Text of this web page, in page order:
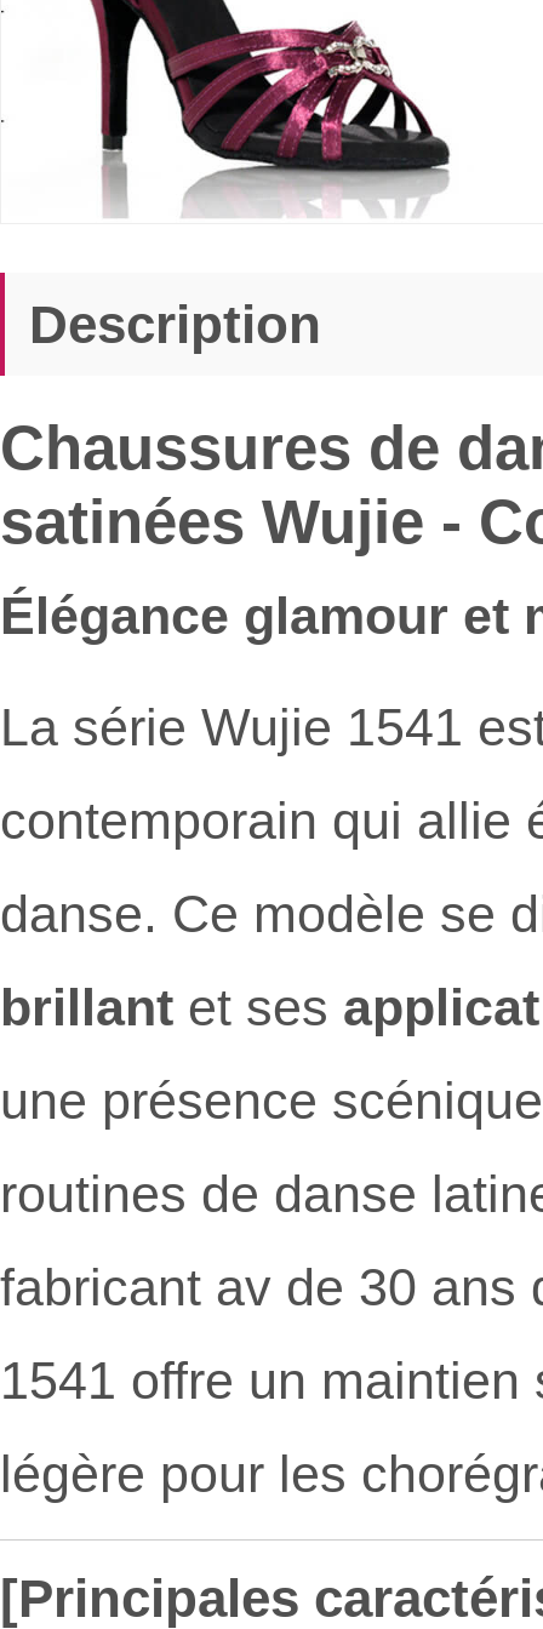
Description
Chaussures de
satinées Wujie -
Élégance glamour et
La série Wujie 1541
contemporain qui allie
danse. Ce modèle se
brillant et ses
une présence
routines de danse
fabricant av de 30 ans
1541 offre un
légère pour les
[Principales